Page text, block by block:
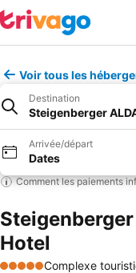
Voir tous les
Destination
Steigenberger
Arrivée/départ
Dates
Comment les paiements
Hotel
Complexe